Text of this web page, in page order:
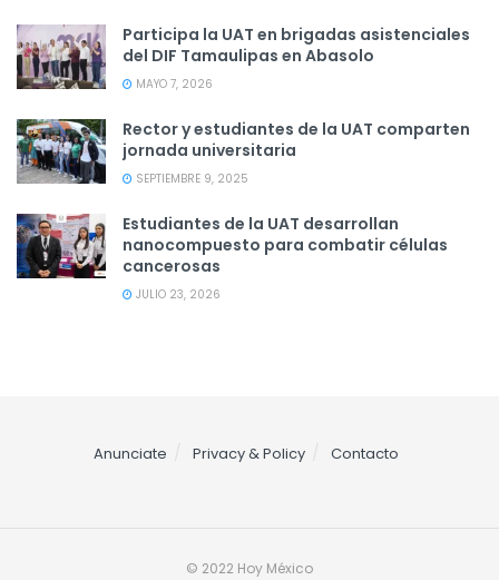
Participa la UAT en brigadas asistenciales
del DIF Tamaulipas en Abasolo
MAYO 7, 2026
Rector y estudiantes de la UAT comparten
jornada universitaria
SEPTIEMBRE 9, 2025
Estudiantes de la UAT desarrollan
nanocompuesto para combatir células
cancerosas
JULIO 23, 2026
Anunciate Privacy & Policy Contacto
© 2022 Hoy México